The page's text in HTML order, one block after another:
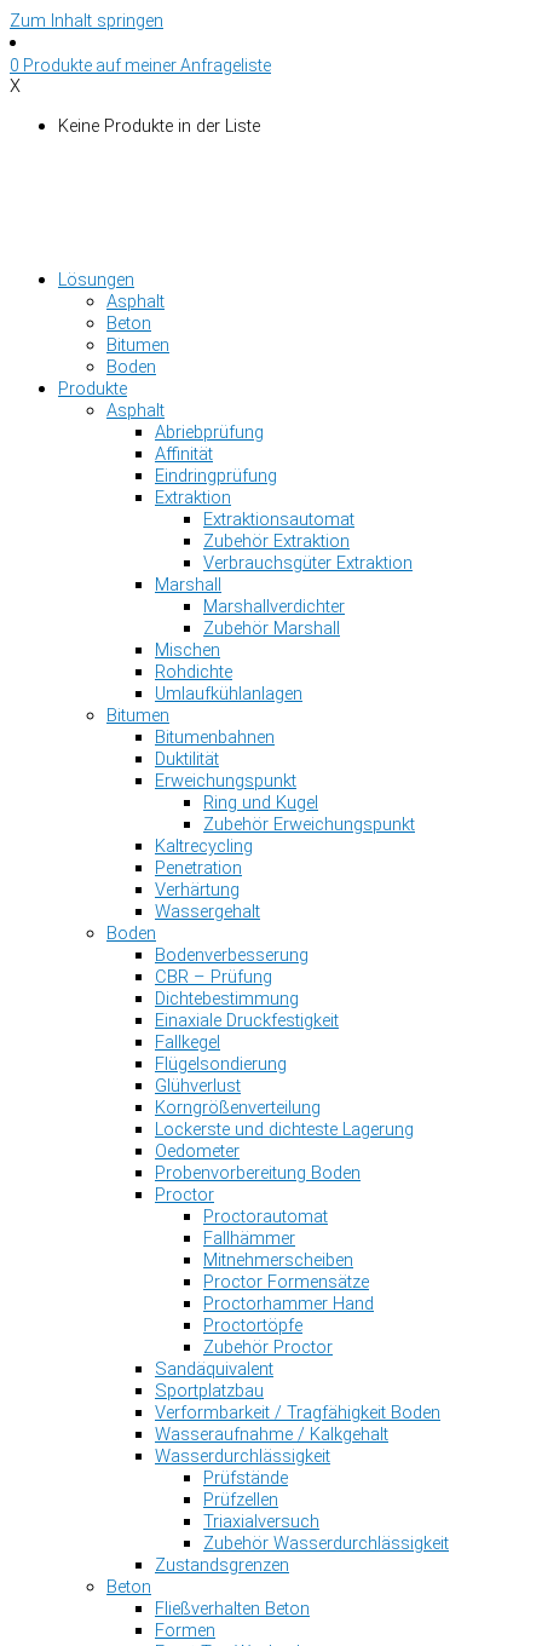
Zum Inhalt springen
0 Produkte auf meiner Anfrageliste
X
Keine Produkte in der Liste
Lösungen
Asphalt
Beton
Bitumen
Boden
Produkte
Asphalt
Abriebprüfung
Affinität
Eindringprüfung
Extraktion
Extraktionsautomat
Zubehör Extraktion
Verbrauchsgüter Extraktion
Marshall
Marshallverdichter
Zubehör Marshall
Mischen
Rohdichte
Umlaufkühlanlagen
Bitumen
Bitumenbahnen
Duktilität
Erweichungspunkt
Ring und Kugel
Zubehör Erweichungspunkt
Kaltrecycling
Penetration
Verhärtung
Wassergehalt
Boden
Bodenverbesserung
CBR – Prüfung
Dichtebestimmung
Einaxiale Druckfestigkeit
Fallkegel
Flügelsondierung
Glühverlust
Korngrößenverteilung
Lockerste und dichteste Lagerung
Oedometer
Probenvorbereitung Boden
Proctor
Proctorautomat
Fallhämmer
Mitnehmerscheiben
Proctor Formensätze
Proctorhammer Hand
Proctortöpfe
Zubehör Proctor
Sandäquivalent
Sportplatzbau
Verformbarkeit / Tragfähigkeit Boden
Wasseraufnahme / Kalkgehalt
Wasserdurchlässigkeit
Prüfstände
Prüfzellen
Triaxialversuch
Zubehör Wasserdurchlässigkeit
Zustandsgrenzen
Beton
Fließverhalten Beton
Formen